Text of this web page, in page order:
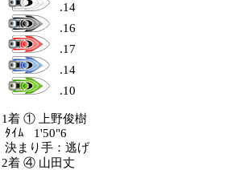
.14
.16
.17
.14
.10
1着 ① 上野俊樹
ﾀｲﾑ 1'50"6
決まり手：逃げ
2着 ④ 山田丈